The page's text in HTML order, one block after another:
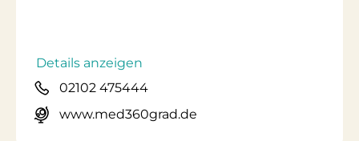
Details anzeigen
02102 475444
www.med360grad.de